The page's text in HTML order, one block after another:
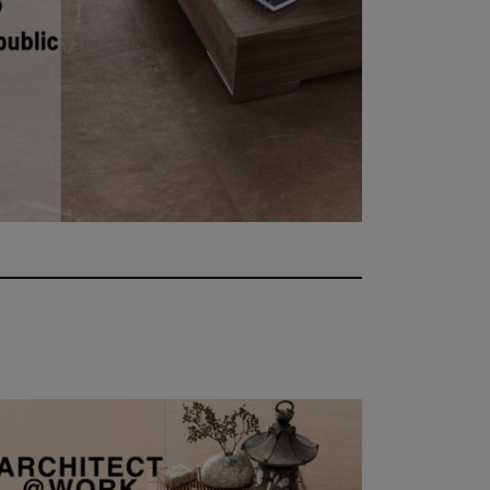
at Work – Prag 2026
unsere Kollektionen auf der Architect at Work in
Republik. Besuchen Sie uns am 17. und 18.
49.